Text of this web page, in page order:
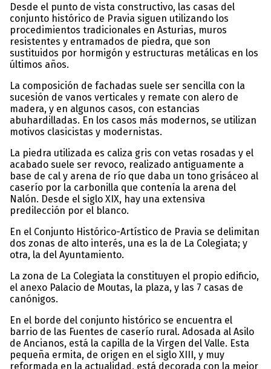
Desde el punto de vista constructivo, las casas del
conjunto histórico de Pravia siguen utilizando los
procedimientos tradicionales en Asturias, muros
resistentes y entramados de piedra, que son
sustituidos por hormigón y estructuras metálicas en los
últimos años.
La composición de fachadas suele ser sencilla con la
sucesión de vanos verticales y remate con alero de
madera, y en algunos casos, con estancias
abuhardilladas. En los casos más modernos, se utilizan
motivos clasicistas y modernistas.
La piedra utilizada es caliza gris con vetas rosadas y el
acabado suele ser revoco, realizado antiguamente a
base de cal y arena de río que daba un tono grisáceo al
caserío por la carbonilla que contenía la arena del
Nalón. Desde el siglo XIX, hay una extensiva
predilección por el blanco.
En el Conjunto Histórico-Artístico de Pravia se delimitan
dos zonas de alto interés, una es la de La Colegiata; y
otra, la del Ayuntamiento.
La zona de La Colegiata la constituyen el propio edificio,
el anexo Palacio de Moutas, la plaza, y las 7 casas de
canónigos.
En el borde del conjunto histórico se encuentra el
barrio de las Fuentes de caserío rural. Adosada al Asilo
de Ancianos, está la capilla de la Virgen del Valle. Esta
pequeña ermita, de origen en el siglo XIII, y muy
reformada en la actualidad, está decorada con la mejor